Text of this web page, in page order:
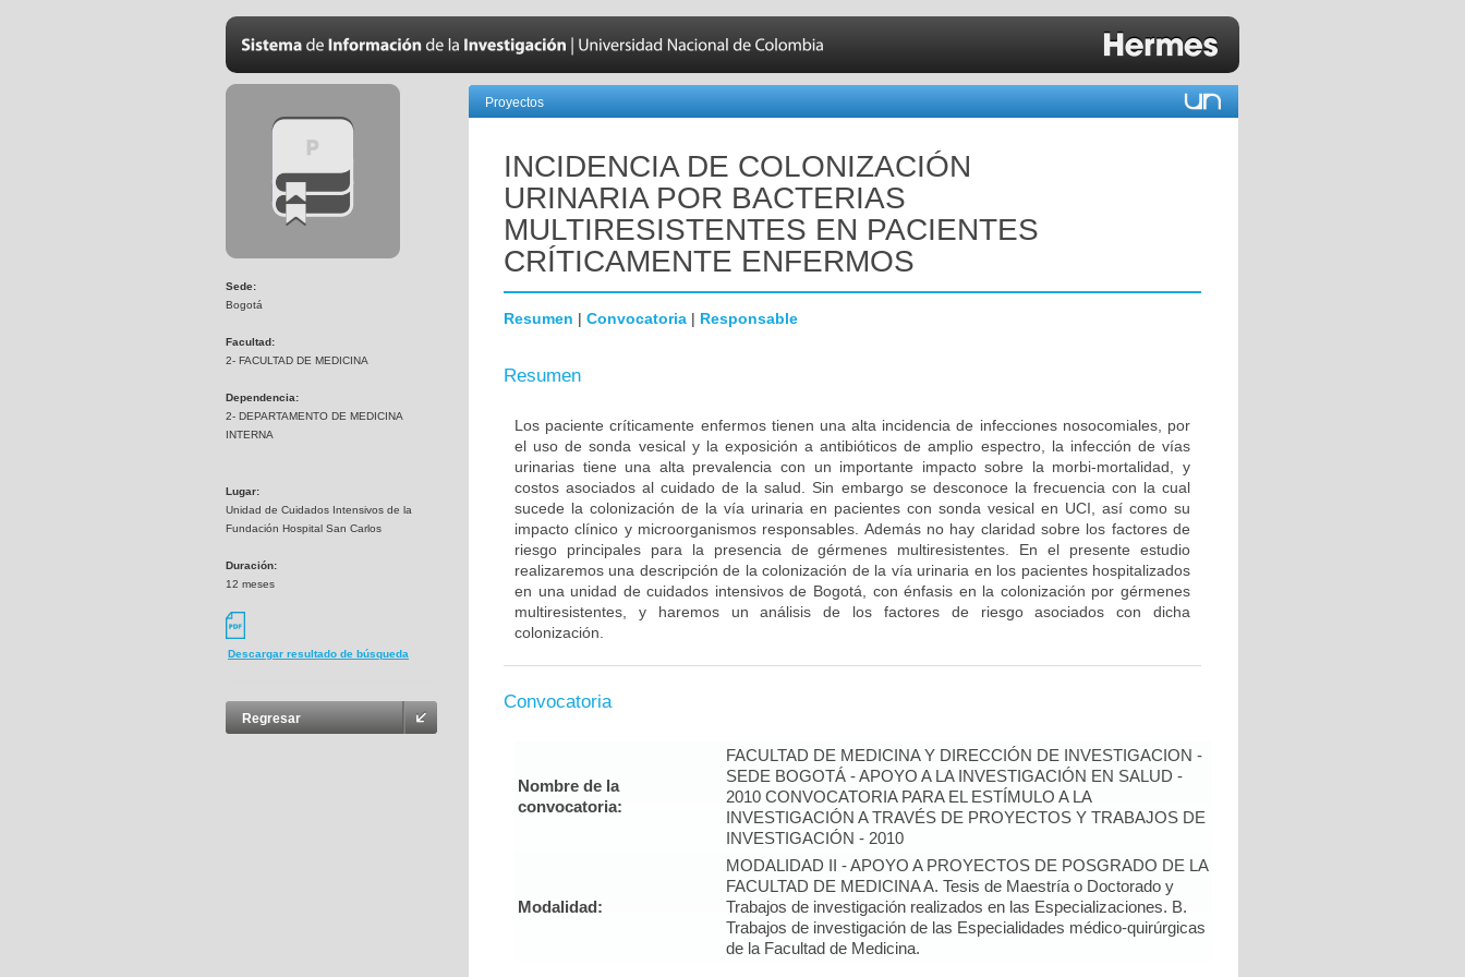
Sede:
Bogotá
Facultad:
2- FACULTAD DE MEDICINA
Dependencia:
2- DEPARTAMENTO DE MEDICINA
INTERNA
Lugar:
Unidad de Cuidados Intensivos de la
Fundación Hospital San Carlos
Duración:
12 meses
Descargar resultado de búsqueda
Regresar
Proyectos
INCIDENCIA DE COLONIZACIÓN
URINARIA POR BACTERIAS
MULTIRESISTENTES EN PACIENTES
CRÍTICAMENTE ENFERMOS
Resumen | Convocatoria | Responsable
Resumen
Los paciente críticamente enfermos tienen una alta incidencia de infecciones nosocomiales, por
el uso de sonda vesical y la exposición a antibióticos de amplio espectro, la infección de vías
urinarias tiene una alta prevalencia con un importante impacto sobre la morbi-mortalidad, y
costos asociados al cuidado de la salud. Sin embargo se desconoce la frecuencia con la cual
sucede la colonización de la vía urinaria en pacientes con sonda vesical en UCI, así como su
impacto clínico y microorganismos responsables. Además no hay claridad sobre los factores de
riesgo principales para la presencia de gérmenes multiresistentes. En el presente estudio
realizaremos una descripción de la colonización de la vía urinaria en los pacientes hospitalizados
en una unidad de cuidados intensivos de Bogotá, con énfasis en la colonización por gérmenes
multiresistentes, y haremos un análisis de los factores de riesgo asociados con dicha
colonización.
Convocatoria
Nombre de la
convocatoria:
FACULTAD DE MEDICINA Y DIRECCIÓN DE INVESTIGACION -
SEDE BOGOTÁ - APOYO A LA INVESTIGACIÓN EN SALUD -
2010 CONVOCATORIA PARA EL ESTÍMULO A LA
INVESTIGACIÓN A TRAVÉS DE PROYECTOS Y TRABAJOS DE
INVESTIGACIÓN - 2010
Modalidad:
MODALIDAD II - APOYO A PROYECTOS DE POSGRADO DE LA
FACULTAD DE MEDICINA A. Tesis de Maestría o Doctorado y
Trabajos de investigación realizados en las Especializaciones. B.
Trabajos de investigación de las Especialidades médico-quirúrgicas
de la Facultad de Medicina.